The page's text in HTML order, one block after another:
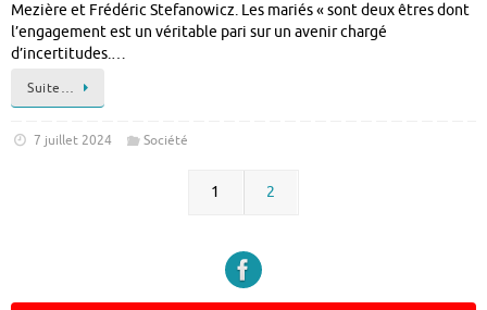
Mezière et Frédéric Stefanowicz. Les mariés « sont deux êtres dont
l’engagement est un véritable pari sur un avenir chargé
d’incertitudes.…
Suite…
7 juillet 2024 Société
1 2